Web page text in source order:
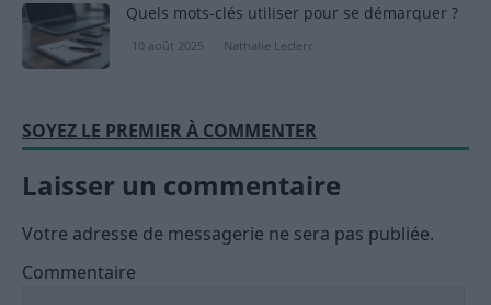
Quels mots-clés utiliser pour se démarquer ?
10 août 2025 Nathalie Leclerc
SOYEZ LE PREMIER À COMMENTER
Laisser un commentaire
Votre adresse de messagerie ne sera pas publiée.
Commentaire